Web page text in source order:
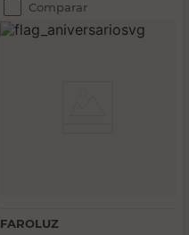
Comparar
FAROLUZ